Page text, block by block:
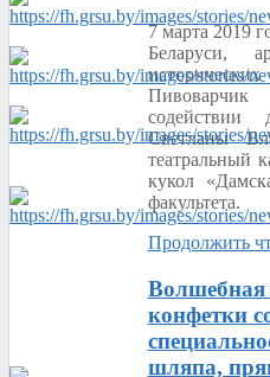
7 марта 2019
Беларуси,
содействии
Светланы
театральный
кукол
факультета.
Продолжить
Волшебная
конфетки
шляпа,